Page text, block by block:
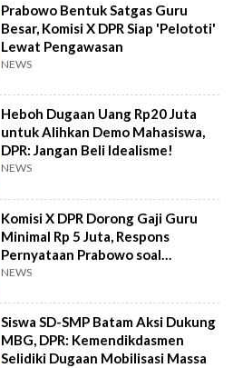
Prabowo Bentuk Satgas Guru
Besar, Komisi X DPR Siap 'Pelototi'
Lewat Pengawasan
NEWS
Heboh Dugaan Uang Rp20 Juta
untuk Alihkan Demo Mahasiswa,
DPR: Jangan Beli Idealisme!
NEWS
Komisi X DPR Dorong Gaji Guru
Minimal Rp 5 Juta, Respons
Pernyataan Prabowo soal
Kebocoran Anggaran
NEWS
Siswa SD-SMP Batam Aksi Dukung
MBG, DPR: Kemendikdasmen
Selidiki Dugaan Mobilisasi Massa